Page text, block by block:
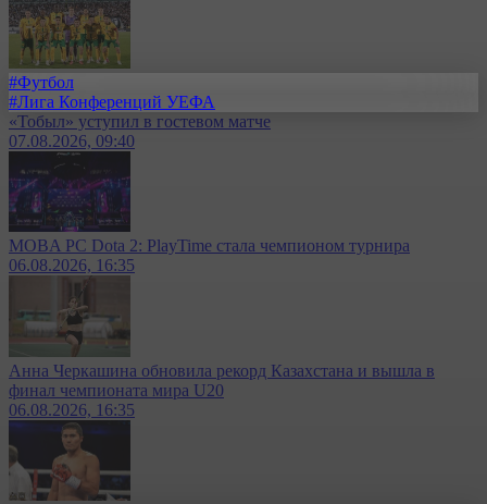
#Футбол
#Лига Конференций УЕФА
«Тобыл» уступил в гостевом матче
07.08.2026, 09:40
MOBA PC Dota 2: PlayTime стала чемпионом турнира
06.08.2026, 16:35
Анна Черкашина обновила рекорд Казахстана и вышла в
финал чемпионата мира U20
06.08.2026, 16:35